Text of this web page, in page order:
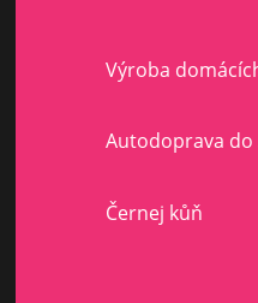
Výroba
Autodoprava do
Černej kůň